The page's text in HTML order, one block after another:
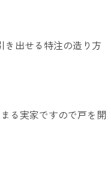
き出せる特注の造り方
る実家ですので戸を開